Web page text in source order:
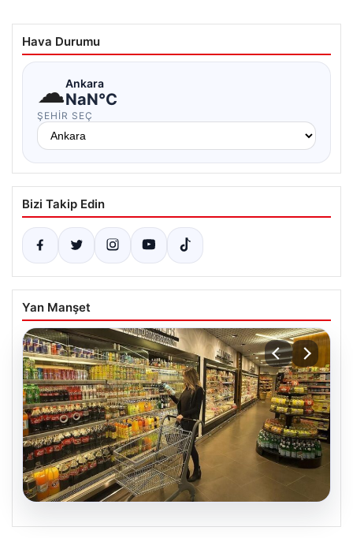
Hava Durumu
☁Ankara
NaN°C
ŞEHIR SEÇ
Bizi Takip Edin
Yan Manşet